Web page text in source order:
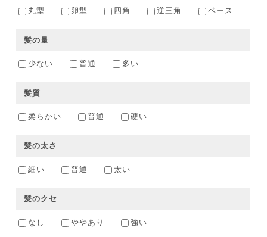
丸型 卵型 四角 逆三角 ベース
髪の量
少ない 普通 多い
髪質
柔らかい 普通 硬い
髪の太さ
細い 普通 太い
髪のクセ
なし ややあり 強い